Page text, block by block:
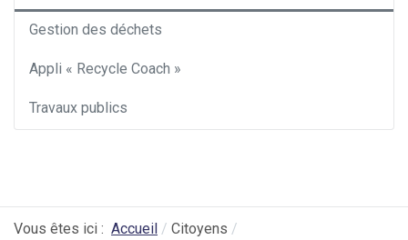
Gestion des déchets
Appli « Recycle Coach »
Travaux publics
Vous êtes ici : Accueil
Citoyens